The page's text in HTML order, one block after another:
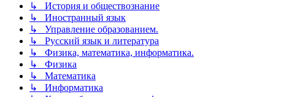
↳ История и обществознание
↳ Иностранный язык
↳ Управление образованием.
↳ Русский язык и литература
↳ Физика, математика, информатика.
↳ Физика
↳ Математика
↳ Информатика